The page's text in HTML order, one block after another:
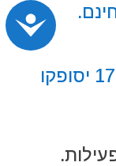
משלוחים מרכז עד השעה 17.00 יסופקו